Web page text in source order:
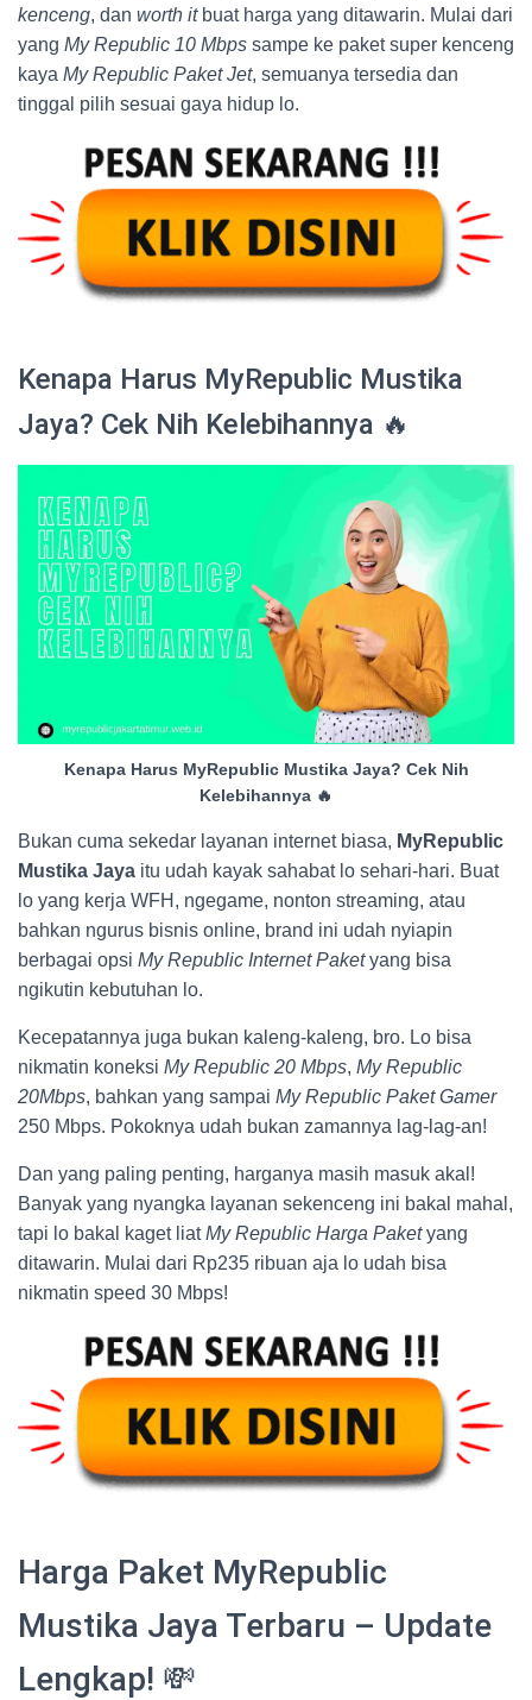
kenceng, dan worth itbuat harga yang ditawarin. Mulai dari
yang My Republic 10 Mbps sampe ke paket super kenceng
kaya My Republic Paket Jet, semuanya tersedia dan
tinggal pilih sesuai gaya hidup lo.
Kenapa Harus MyRepublic Mustika
Jaya? Cek Nih Kelebihannya 🔥
Kenapa Harus MyRepublic Mustika Jaya? Cek Nih
Kelebihannya 🔥
Bukan cuma sekedar layanan internet biasa, MyRepublic
Mustika Jaya itu udah kayak sahabat lo sehari-hari. Buat
lo yang kerja WFH, ngegame, nonton streaming, atau
bahkan ngurus bisnis online, brand ini udah nyiapin
berbagai opsi My Republic Internet Paketyang bisa
ngikutin kebutuhan lo.
Kecepatannya juga bukan kaleng-kaleng, bro. Lo bisa
nikmatin koneksi My Republic 20 Mbps, My Republic
20Mbps, bahkan yang sampai My Republic Paket Gamer
250 Mbps. Pokoknya udah bukan zamannya lag-lag-an!
Dan yang paling penting, harganya masih masuk akal!
Banyak yang nyangka layanan sekenceng ini bakal mahal,
tapi lo bakal kaget liatMy Republic Harga Paketyang
ditawarin. Mulai dari Rp235 ribuan aja lo udah bisa
nikmatin speed 30 Mbps!
Harga Paket MyRepublic
Mustika Jaya Terbaru – Update
Lengkap! 💸